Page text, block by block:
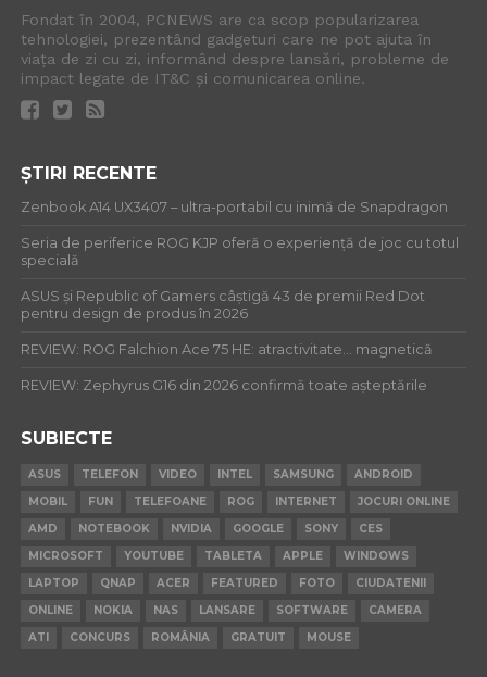
Fondat în 2004, PCNEWS are ca scop popularizarea
tehnologiei, prezentând gadgeturi care ne pot ajuta în
viața de zi cu zi, informând despre lansări, probleme de
impact legate de IT&C și comunicarea online.
ȘTIRI RECENTE
Zenbook A14 UX3407 – ultra-portabil cu inimă de Snapdragon
Seria de periferice ROG KJP oferă o experiență de joc cu totul
specială
ASUS și Republic of Gamers câștigă 43 de premii Red Dot
pentru design de produs în 2026
REVIEW: ROG Falchion Ace 75 HE: atractivitate… magnetică
REVIEW: Zephyrus G16 din 2026 confirmă toate așteptările
SUBIECTE
ASUS TELEFON VIDEO INTEL SAMSUNG
ANDROID
MOBIL
FUN TELEFOANE ROG INTERNET
JOCURI ONLINE
AMD
NOTEBOOK NVIDIA GOOGLE SONY
CES
MICROSOFT
YOUTUBE TABLETA APPLE
WINDOWS
LAPTOP
QNAP ACER FEATURED FOTO
CIUDATENII
ONLINE
NOKIA NAS LANSARE SOFTWARE
CAMERA
ATI
CONCURS ROMÂNIA GRATUIT MOUSE